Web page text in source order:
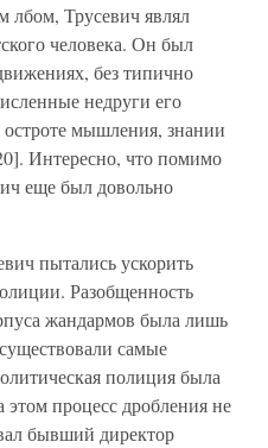
лбом, Трусевич являл
человека. Он был
без типично
недруги его
мышления, знании
Интересно, что помимо
еще был довольно
пытались ускорить
Разобщенность
жандармов была лишь
самые
полиция была
этом процесс дробления не
бывший директор